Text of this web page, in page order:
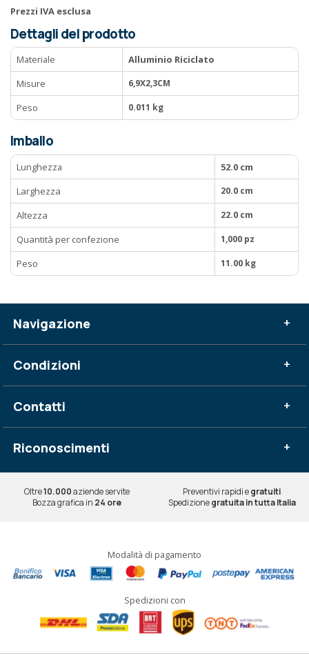
Prezzi IVA esclusa
Dettagli del prodotto
Materiale
Alluminio Riciclato
Misure
6,9X2,3CM
Peso 0.011 kg
Imballo
Lunghezza
52.0 cm
Larghezza
20.0 cm
Altezza 22.0 cm
Quantità per confezione 1,000 pz
Peso 11.00 kg
Navigazione +
Condizioni +
Contatti +
Riconoscimenti +
Oltre10.000aziende servite Preventivi rapidi egratuiti
Bozza grafica in 24 ore Spedizionegratuita in tutta Italia
Modalità di pagamento
Spedizioni con